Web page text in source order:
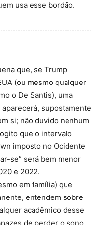
usa esse bordão.
que, se Trump
(ou mesmo qualquer
o De Santis), uma
supostamente
si; não duvido nenhum
que o intervalo
imposto no Ocidente
se” será bem menor
e 2022.
em família) que
entendem sobre
acadêmico desse
de perder o sono